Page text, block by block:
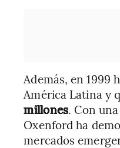
Además, en 1999
América Latina y
millones. Con
Oxenford ha
mercados